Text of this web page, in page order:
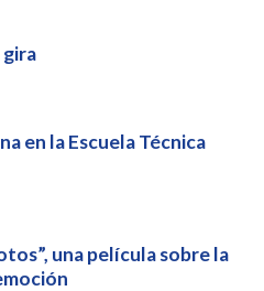
gira
en la Escuela Técnica
una película sobre la